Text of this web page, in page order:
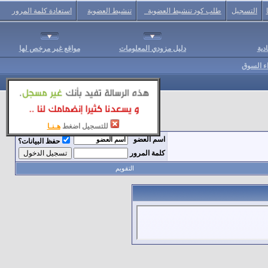
للتسجيل اضغط هـنـا
التسجيل طلب كود تنشيط العضوية تنشيط العضوية استعادة كلمة المرور
دليل مزودي المعلومات مواقع غير مرخص لها
السوق
اسم العضو
حفظ البيانات؟
كلمة المرور
التقويم